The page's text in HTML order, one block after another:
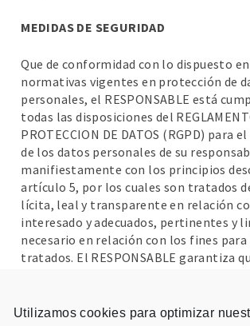
MEDIDAS DE SEGURIDAD
Que de conformidad con lo dispuesto
normativas vigentes en protección de
personales, el RESPONSABLE está
todas las disposiciones del
PROTECCION DE DATOS (RGPD) para
de los datos personales de su
manifiestamente con los principios
artículo 5, por los cuales son tratados
lícita, leal y transparente en relación
interesado y adecuados, pertinentes y
necesario en relación con los fines para
tratados. El RESPONSABLE garantiza
establecen el RGPD con el fin de
Utilizamos cookies para optimizar